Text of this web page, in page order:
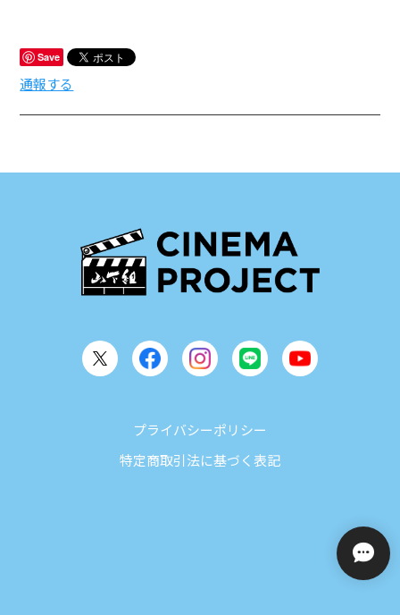
Save
通報する
プライバシーポリシー
特定商取引法に基づく表記